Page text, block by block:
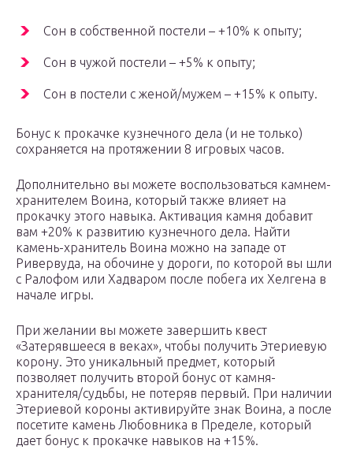
Сон в собственной постели – +10% к опыту;
Сон в чужой постели – +5% к опыту;
Сон в постели с женой/мужем – +15% к опыту.
Бонус к прокачке кузнечного дела (и не только)
сохраняется на протяжении 8 игровых часов.
Дополнительно вы можете воспользоваться камнем-
хранителем Воина, который также влияет на
прокачку этого навыка. Активация камня добавит
вам +20% к развитию кузнечного дела. Найти
камень-хранитель Воина можно на западе от
Ривервуда, на обочине у дороги, по которой вы шли
с Ралофом или Хадваром после побега их Хелгена в
начале игры.
При желании вы можете завершить квест
«Затерявшееся в веках», чтобы получить Этериевую
корону. Это уникальный предмет, который
позволяет получить второй бонус от камня-
хранителя/судьбы, не потеряв первый. При наличии
Этериевой короны активируйте знак Воина, а после
посетите камень Любовника в Пределе, который
дает бонус к прокачке навыков на +15%.